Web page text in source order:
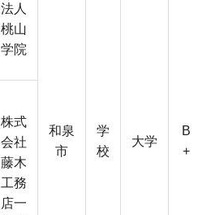
法人
桃山
学院
和泉
市
学
校
大学
B
+
株式
会社
藤木
工務
店一